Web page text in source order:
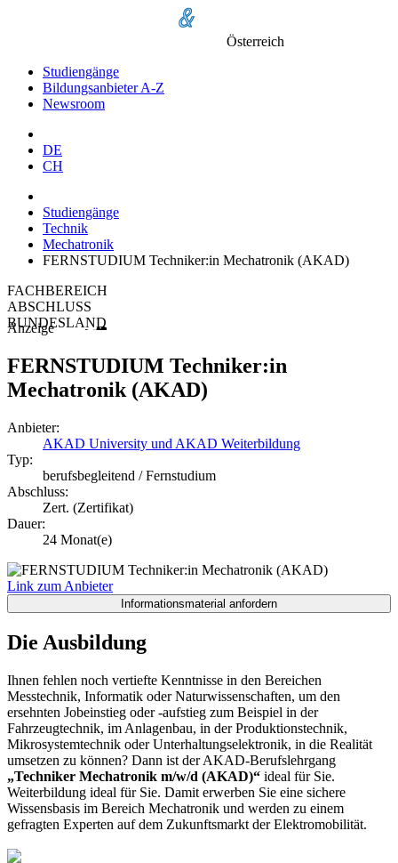
Österreich
Studiengänge
Bildungsanbieter A-Z
Newsroom
DE
CH
Studiengänge
Technik
Mechatronik
FERNSTUDIUM Techniker:in Mechatronik (AKAD)
FACHBEREICH
ABSCHLUSS
BUNDESLAND
Anzeige
FERNSTUDIUM Techniker:in
Mechatronik (AKAD)
Anbieter:
AKAD University und AKAD Weiterbildung
Typ:
berufsbegleitend / Fernstudium
Abschluss:
Zert. (Zertifikat)
Dauer:
24 Monat(e)
Link zum Anbieter
Die Ausbildung
Ihnen fehlen noch vertiefte Kenntnisse in den Bereichen
Messtechnik, Informatik oder Naturwissenschaften, um den
ersehnten Jobeinstieg oder -aufstieg zum Beispiel in der
Fahrzeugtechnik, im Anlagenbau, in der Produktionstechnik,
Mikrosystemtechnik oder Unterhaltungselektronik, in die Realität
umsetzen zu können? Dann ist der AKAD-Berufslehrgang
„Techniker Mechatronik m/w/d (AKAD)“ ideal für Sie.
Weiterbildung ideal für Sie. Damit erwerben Sie eine sichere
Wissensbasis im Bereich Mechatronik und werden zu einem
gefragten Experten auf dem Zukunftsmarkt der Elektromobilität.